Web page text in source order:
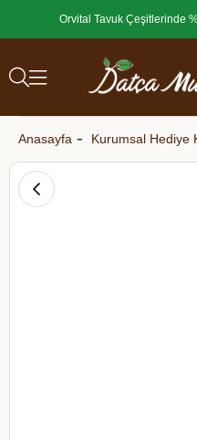
Orvital Tavuk Çeşitlerinde
Anasayfa Kurumsal Hediye